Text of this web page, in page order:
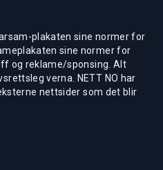
plakaten sine normer for
sine normer for
og reklame/sponsing. Alt
verna. NETT NO har
nettsider som det blir